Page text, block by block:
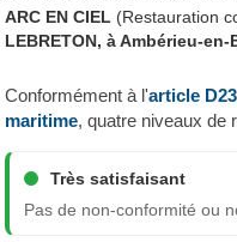
ARC EN CIEL (Restauration
LEBRETON, à Ambérieu-
Conformément à l'article
maritime, quatre niveaux de
Très satisfaisant
Pas de non-conformité ou